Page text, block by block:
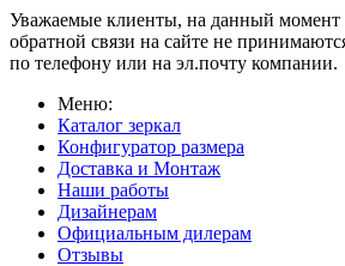
Уважаемые клиенты, на данный момент
обратной связи на сайте не
по телефону или на эл.почту компании.
Меню:
Каталог зеркал
Конфигуратор размера
Доставка и Монтаж
Наши работы
Дизайнерам
Официальным дилерам
Отзывы